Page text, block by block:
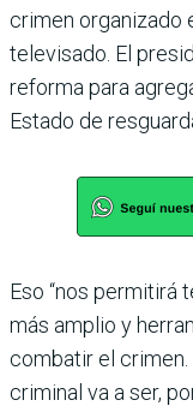
crimen organizado
televisado. El
reforma para
Estado de
Eso “nos permitirá
más amplio y
combatir el
criminal va a ser,